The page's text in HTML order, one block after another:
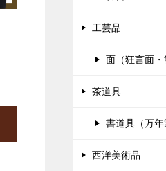
工芸品
面（狂言面・
茶道具
書道具（万年
西洋美術品